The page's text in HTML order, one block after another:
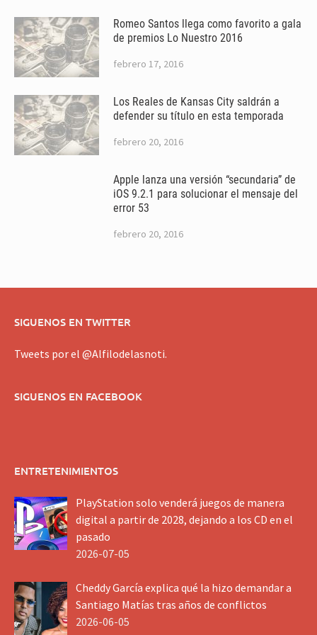
Romeo Santos llega como favorito a gala
de premios Lo Nuestro 2016
febrero 17, 2016
Los Reales de Kansas City saldrán a
defender su título en esta temporada
febrero 20, 2016
Apple lanza una versión “secundaria” de
iOS 9.2.1 para solucionar el mensaje del
error 53
febrero 20, 2016
SIGUENOS EN TWITTER
Tweets por el @Alfilodelasnoti.
SIGUENOS EN FACEBOOK
ENTRETENIMIENTOS
PlayStation solo venderá juegos de manera
digital a partir de 2028, dejando a los CD en el
pasado
2026-07-05
Cheddy García explica qué la hizo demandar a
Santiago Matías tras años de conflictos
2026-06-05